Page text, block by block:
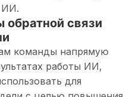
ИИ.
обратной связи
команды напрямую
работы ИИ,
для